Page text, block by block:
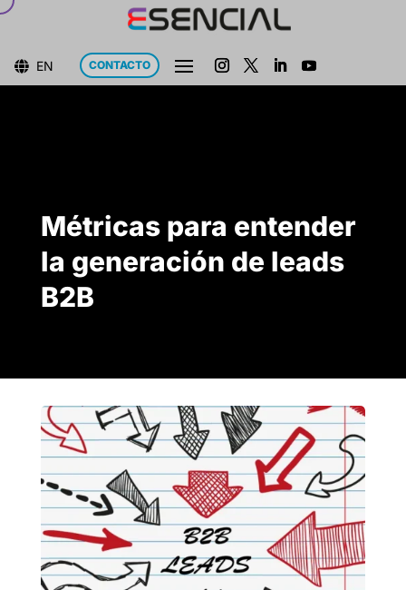
 EN CONTACTO
Métricas para entender
la generación de leads
B2B